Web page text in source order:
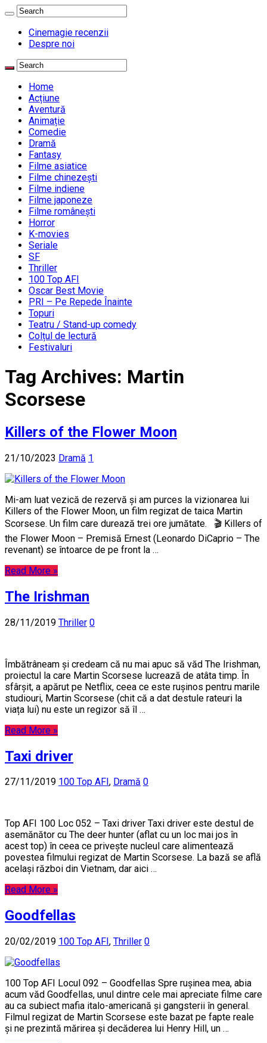
Cinemagie recenzii
Despre noi
Home
Acțiune
Aventură
Animație
Comedie
Dramă
Fantasy
Filme asiatice
Filme chinezești
Filme indiene
Filme japoneze
Filme românești
Horror
K-movies
Seriale
SF
Thriller
100 Top AFI
Oscar Best Movie
PRI – Pe Repede Înainte
Topuri
Teatru / Stand-up comedy
Colțul de lectură
Festivaluri
Tag Archives: Martin
Scorsese
Killers of the Flower Moon
21/10/2023 Dramă 1
Mi-am luat vezică de rezervă și am purces la vizionarea lui
Killers of the Flower Moon, un film regizat de taica Martin
Scorsese. Un film care durează trei ore jumătate. 🎬 Killers of
the Flower Moon – Premisă Ernest (Leonardo DiCaprio – The
revenant) se întoarce de pe front la …
Read More »
The Irishman
28/11/2019 Thriller 0
Îmbătrâneam și credeam că nu mai apuc să văd The Irishman,
proiectul la care Martin Scorsese lucrează de atâta timp. În
sfârșit, a apărut pe Netflix, ceea ce este rușinos pentru marile
studiouri, Martin Scorsese (chit că a dat destule rateuri la
viața lui) nu este un regizor să îl …
Read More »
Taxi driver
27/11/2019 100 Top AFI , Dramă 0
Top AFI 100 Loc 052 – Taxi driver Taxi driver este destul de
asemănător cu The deer hunter (aflat cu un loc mai jos în
acest top) în ceea ce privește nucleul care alimentează
povestea filmului regizat de Martin Scorsese. La bază se află
același război din Vietnam, dar aici …
Read More »
Goodfellas
20/02/2019 100 Top AFI , Thriller 0
100 Top AFI Locul 092 – Goodfellas Spre rușinea mea, abia
acum văd Goodfellas, unul dintre cele mai apreciate filme care
au ca subiect mafia italo-americană și gangsterii în general.
Filmul regizat de Martin Scorsese este bazat pe fapte reale
și ne prezintă mărirea și decăderea lui Henry Hill, un …